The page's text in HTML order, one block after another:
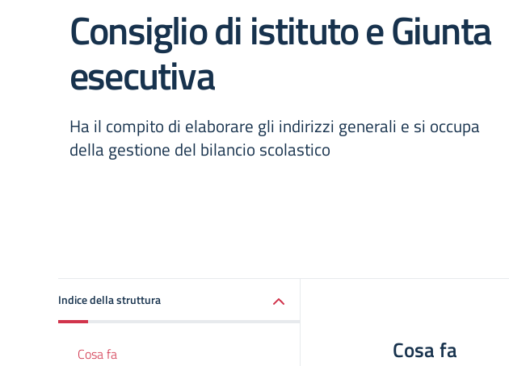
Consiglio di istituto e Giunta
esecutiva
Ha il compito di elaborare gli indirizzi generali e si occupa
della gestione del bilancio scolastico
Indice della struttura
Cosa fa
Cosa fa